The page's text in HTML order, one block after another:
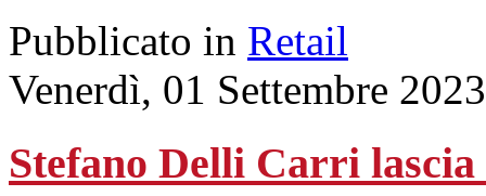
Pubblicato in Retail
Venerdì, 01 Settembre
Stefano Delli Carri